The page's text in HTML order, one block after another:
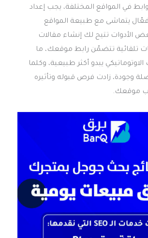
في المواقع المختلفة، يجب إعداد
يتماشى مع طبيعة المواقع
الأدوات تتيح لك إنشاء مقالات
تلقائية تتضمّن رابط موقعك، ما
يبدو أكثر طبيعية، وكلما
وجودة، زادت فرص قبوله وتأثيره
موقعك.